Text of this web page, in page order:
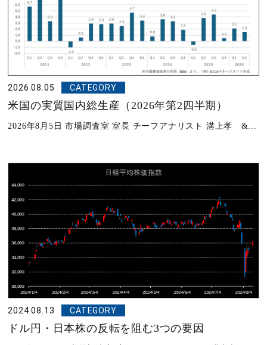
2026.08.05 CATEGORY
米国の実質国内総生産（2026年第2四半期）
2026年8月5日 市場調査室 室長 チーフアナリスト 溝上孝 &...
2024.08.13 CATEGORY
ドル円・日本株の反転を阻む3つの要因